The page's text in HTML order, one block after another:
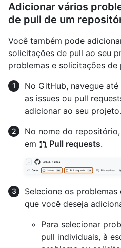
Adicionar vários
de pull de um
Você também pode
solicitações de pull ao seu
problemas e solicitações
No GitHub, navegue
as issues ou pull
adicionar ao seu projeto.
No nome do
em
Pull requests.
Selecione os
que você deseja
Para selecionar
pull individuais, à